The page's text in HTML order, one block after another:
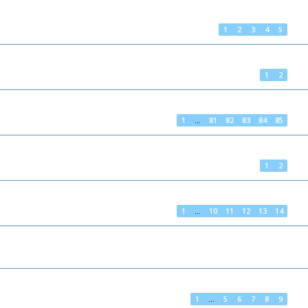
1 2 3 4 5
1 2
1 81 82 83 84 85
1 2
1 10 11 12 13 14
1 5 6 7 8 9